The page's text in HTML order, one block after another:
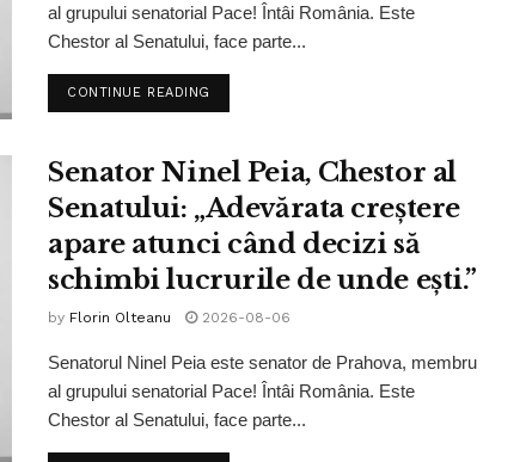
al grupului senatorial Pace! Întâi România. Este
Chestor al Senatului, face parte...
CONTINUE READING
Senator Ninel Peia, Chestor al
Senatului: „Adevărata creștere
apare atunci când decizi să
schimbi lucrurile de unde ești.”
by Florin Olteanu 2026-08-06
Senatorul Ninel Peia este senator de Prahova, membru
al grupului senatorial Pace! Întâi România. Este
Chestor al Senatului, face parte...